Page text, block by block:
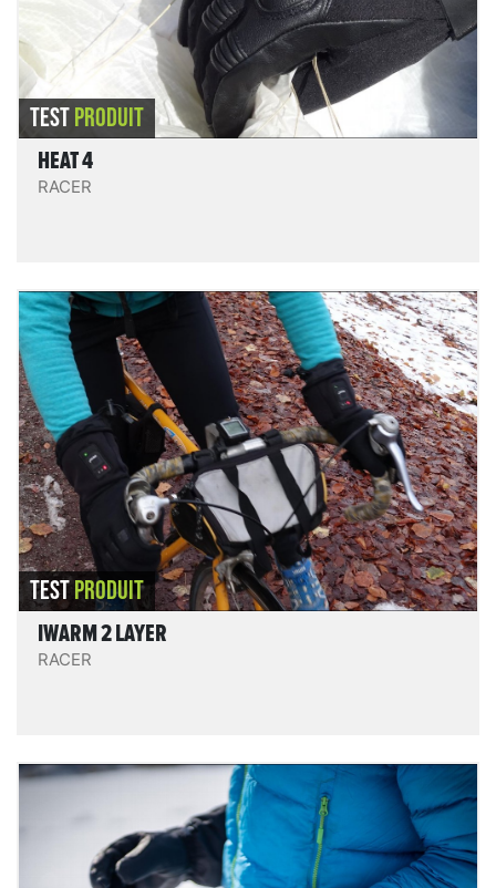
LIRE LE TEST
TESTPRODUIT
HEAT 4
RACER
IWarm 2 Layer
Un gant chauffant polaire fin à porter seul ou en sous-
gant, confortable, bien pensé et bien fini. Un bon outil
pour des activités fraiches ou qui induisent une
importante différence de chaleur ressentie, comme le
vélo, le ski de randonnée, la randonnée, etc., et/ou
quand on a besoin de motricité fine.
LIRE LE TEST
TESTPRODUIT
IWARM 2 LAYER
RACER
IWarm GTX
Un gant sérieux, chaud (même sans chauffage),
confortable, bien protecteur, bien pensé et bien fini.
De bons compagnons pour les activités en